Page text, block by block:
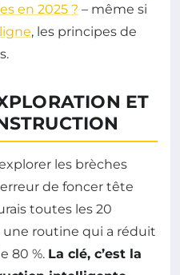
en 2025 ? – même si
ligne, les principes de
ET
les brèches
de foncer tête
toutes les 20
une routine qui a réduit
80 %. La clé, c’est la